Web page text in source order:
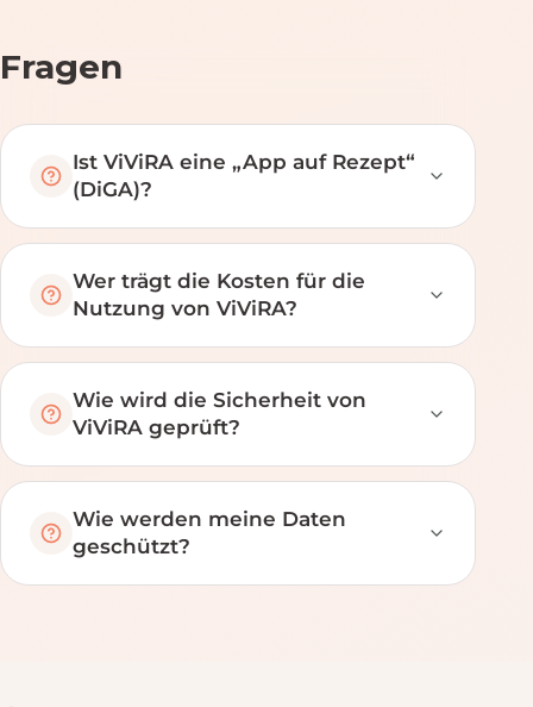
Fragen
Ist ViViRA eine „App auf Rezept“
(DiGA)?
Wer trägt die Kosten für die
Nutzung von ViViRA?
Wie wird die Sicherheit von
ViViRA geprüft?
Wie werden meine Daten
geschützt?